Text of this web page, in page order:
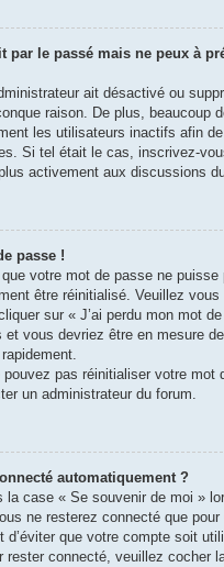
par le passé mais ne peux à
ait désactivé ou
raison. De plus, beaucoup
les utilisateurs inactifs afin
Si tel était le cas, inscrivez-
activement aux discussions
passe !
votre mot de passe ne puisse
être réinitialisé. Veuillez vous
sur « J’ai perdu mon mot
vous devriez être en mesure
pas réinitialiser votre mot
un administrateur du forum.
automatiquement ?
la case « Se souvenir de moi »
ne resterez connecté que pour
d’éviter que votre compte soit
rester connecté, veuillez cocher